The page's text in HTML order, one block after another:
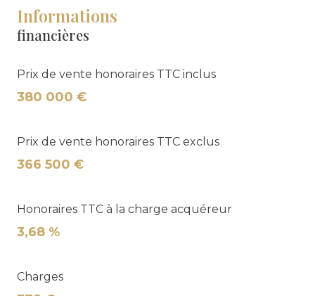
Informations
financières
Prix de vente honoraires TTC inclus
380 000 €
Prix de vente honoraires TTC exclus
366 500 €
Honoraires TTC à la charge acquéreur
3,68 %
Charges